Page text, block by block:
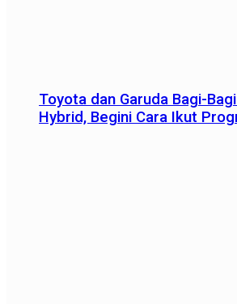
Toyota dan Garuda Bagi-
Hybrid, Begini Cara Ikut